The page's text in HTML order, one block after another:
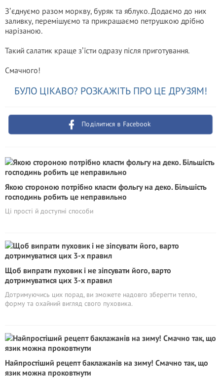
Зʼєднуємо разом моркву, буряк та яблуко. Додаємо до них
заливку, перемішуємо та прикрашаємо петрушкою дрібно
нарізаною.
Такий салатик краще зʼїсти одразу після приготування.
Смачного!
БУЛО ЦІКАВО? РОЗКАЖІТЬ ПРО ЦЕ ДРУЗЯМ!
Поділитися в Facebook
Якою стороною потрібно класти фольгу на деко. Більшість
господинь робить це неправильно
Ці прості й доступні способи
Щоб випрати пуховик і не зіпсувати його, варто
дотримуватися цих 3-х правил
Дотримуючись цих порад, ви зможете надовго зберегти тепло,
форму та охайний вигляд свого пуховика.
Найпростіший рецепт баклажанів на зиму! Смачно так, що
язик можна проковтнути